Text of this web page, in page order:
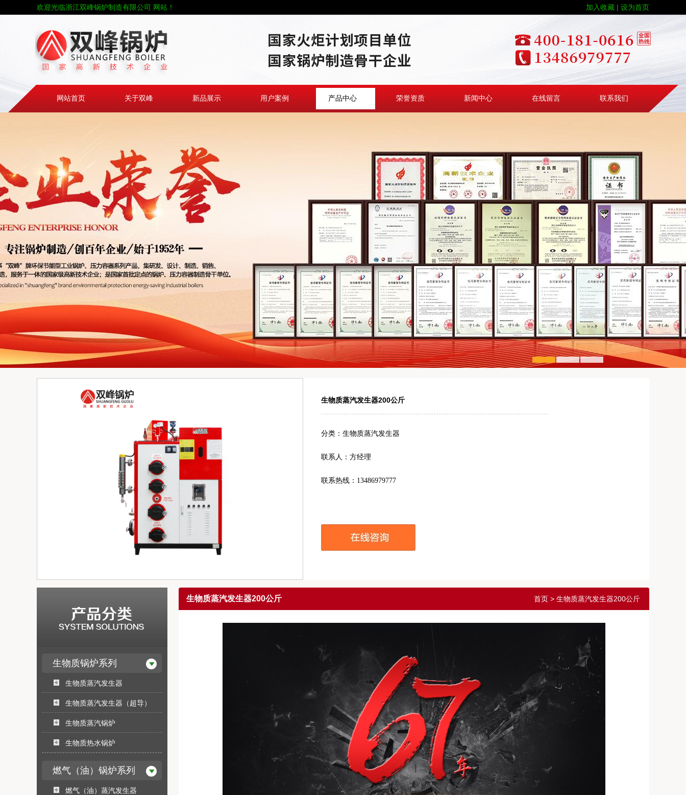
欢迎光临浙江双峰锅炉制造有限公司 网站！ 加入收藏 | 设为首页
网站首页 关于双峰 新品展示 用户案例 产品中心 荣誉资质 新闻中心 在线留言 联系我们
生物质蒸汽发生器200公斤
分类：生物质蒸汽发生器
联系人：方经理
联系热线：13486979777
生物质锅炉系列
生物质蒸汽发生器
生物质蒸汽发生器（超导）
生物质蒸汽锅炉
生物质热水锅炉
燃气（油）锅炉系列
燃气（油）蒸汽发生器
生物质蒸汽发生器200公斤 首页 > 生物质蒸汽发生器200公斤